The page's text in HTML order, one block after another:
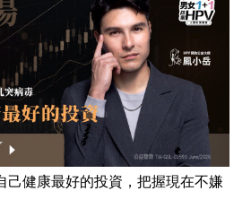
己健康最好的投資，把握現在不嫌